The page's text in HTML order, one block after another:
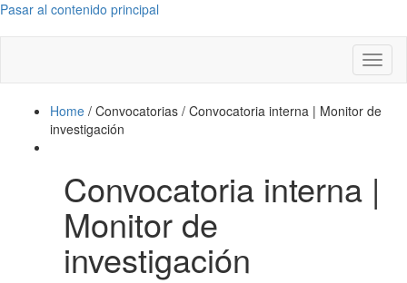
Pasar al contenido principal
Home / Convocatorias / Convocatoria interna | Monitor de
investigación
Convocatoria interna |
Monitor de
investigación